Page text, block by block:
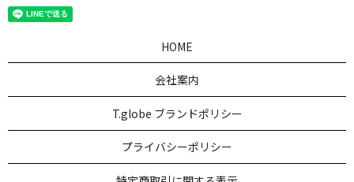
HOME
会社案内
T.globe ブランドポリシー
プライバシーポリシー